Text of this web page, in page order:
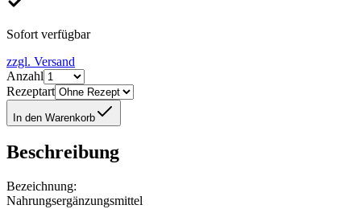
Sofort verfügbar
zzgl. Versand
Anzahl
Rezeptart
In den Warenkorb
Beschreibung
Bezeichnung:
Nahrungsergänzungsmittel